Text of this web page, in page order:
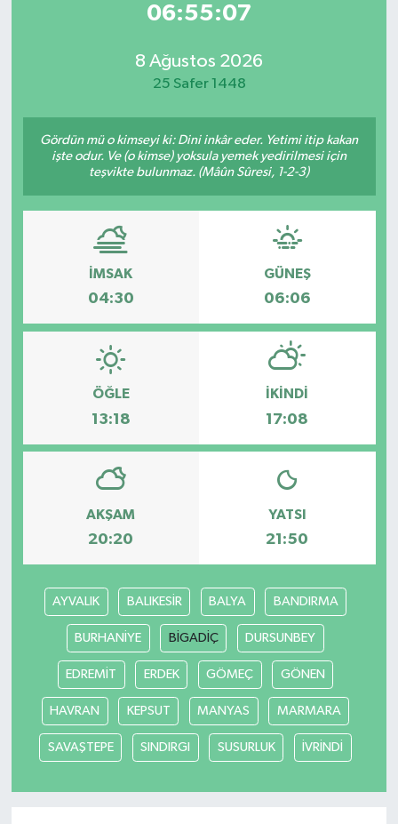
06:55:07
8 Ağustos 2026
25 Safer 1448
Gördün mü o kimseyi ki: Dini inkâr eder. Yetimi itip kakan
işte odur. Ve (o kimse) yoksula yemek yedirilmesi için
teşvikte bulunmaz. (Mâûn Sûresi, 1-2-3)
İMSAK
04:30
GÜNEŞ
06:06
ÖĞLE
13:18
İKINDI
17:08
AKŞAM
20:20
YATSI
21:50
AYVALIK BALIKESİR BALYA BANDIRMA
BURHANİYE BİGADİÇ DURSUNBEY
EDREMİT ERDEK GÖMEÇ GÖNEN
HAVRAN KEPSUT MANYAS MARMARA
SAVAŞTEPE SINDIRGI SUSURLUK İVRİNDİ